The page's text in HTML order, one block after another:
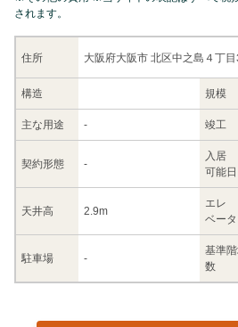
住所 大阪府大阪市 北区中之島４丁目
構造 規模
主な用途 - 竣工
契約形態 -
入居
可能日
天井高 2.9m
エレ
ベータ
駐車場 -
基準
数
されます。